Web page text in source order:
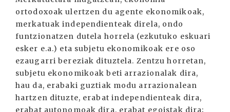
ortodoxoak ulertzen du agente ekonomikoak,
merkatuak independienteak direla, ondo
funtzionatzen dutela horrela (ezkutuko eskuari
esker e.a.) eta subjetu ekonomikoak ere oso
ezaugarri bereziak dituztela. Zentzu horretan,
subjetu ekonomikoak beti arrazionalak dira,
hau da, erabaki guztiak modu arrazionalean
hartzen dituzte, erabat independienteak dira,
erabat autonomoak dira, erabat egoistak dira;